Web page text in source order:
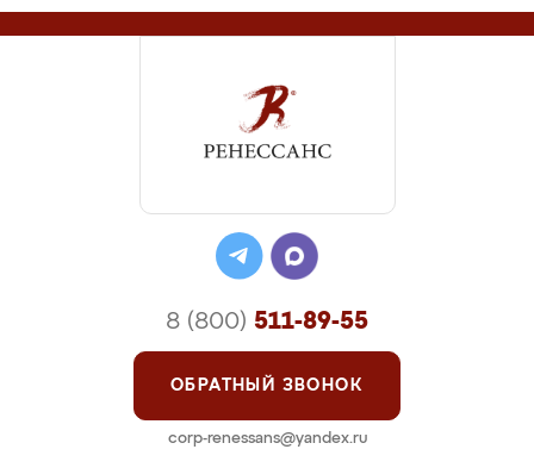
8 (800) 511-89-55
ОБРАТНЫЙ ЗВОНОК
corp-renessans@yandex.ru